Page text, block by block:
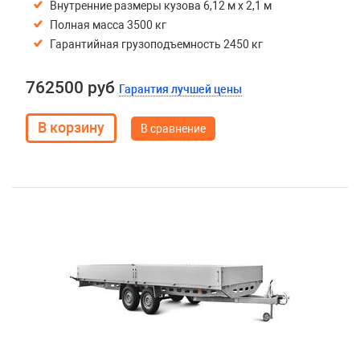
Внутренние размеры кузова 6,12 м х 2,1 м
Полная масса 3500 кг
Гарантийная грузоподъемность 2450 кг
762500 руб Гарантия лучшей цены
В сравнение